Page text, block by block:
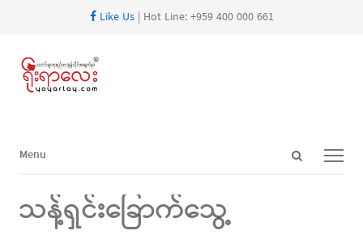
Like Us| Hot Line: +959 400 000 661
Open
Menu
Menu
သန့်ရှင်းခြောက်သွေ့